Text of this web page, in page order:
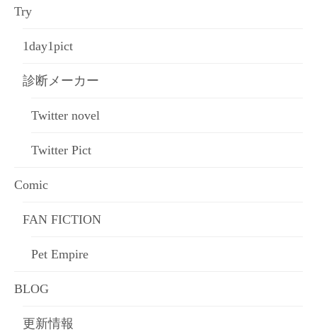
Try
1day1pict
診断メーカー
Twitter novel
Twitter Pict
Comic
FAN FICTION
Pet Empire
BLOG
更新情報